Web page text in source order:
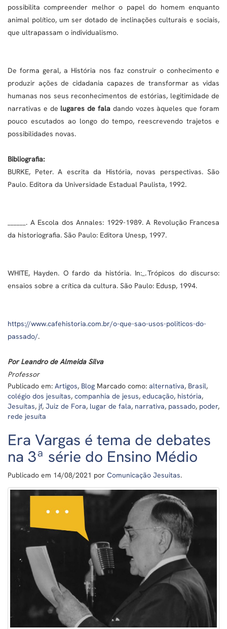
possibilita compreender melhor o papel do homem enquanto
animal político, um ser dotado de inclinações culturais e sociais,
que ultrapassam o individualismo.
De forma geral, a História nos faz construir o conhecimento e
produzir ações de cidadania capazes de transformar as vidas
humanas nos seus reconhecimentos de estórias, legitimidade de
narrativas e de lugares de fala dando vozes àqueles que foram
pouco escutados ao longo do tempo, reescrevendo trajetos e
possibilidades novas.
Bibliografia:
BURKE, Peter. A escrita da História, novas perspectivas. São
Paulo. Editora da Universidade Estadual Paulista, 1992.
______. A Escola dos Annales: 1929-1989. A Revolução Francesa
da historiografia. São Paulo: Editora Unesp, 1997.
WHITE, Hayden. O fardo da história. In:_. Trópicos do discurso:
ensaios sobre a crítica da cultura. São Paulo: Edusp, 1994.
https://www.cafehistoria.com.br/o-que-sao-usos-politicos-do-
passado/.
Por Leandro de Almeida Silva
Professor
Publicado em: Artigos, Blog Marcado como: alternativa, Brasil,
colégio dos jesuítas, companhia de jesus, educação, história,
Jesuítas, jf, Juiz de Fora, lugar de fala, narrativa, passado, poder,
rede jesuíta
Era Vargas é tema de debates
na 3ª série do Ensino Médio
Publicado em 14/08/2021 por Comunicação Jesuitas.